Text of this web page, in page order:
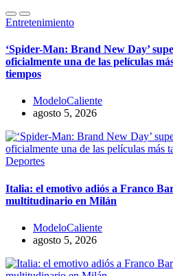
Entretenimiento
‘Spider-Man: Brand New Day’
oficialmente una de las películas
tiempos
ModeloCaliente
agosto 5, 2026
Deportes
Italia: el emotivo adiós a Franco
multitudinario en Milán
ModeloCaliente
agosto 5, 2026